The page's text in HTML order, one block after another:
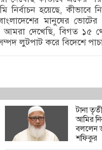
নির্বাচন হয়েছে, কীভাবে
মানুষের
আমরা দেখেছি, বিগত ১৫
লুটপাট করে বিদেশে
টানা
আমির
বললেন
শফিকুর